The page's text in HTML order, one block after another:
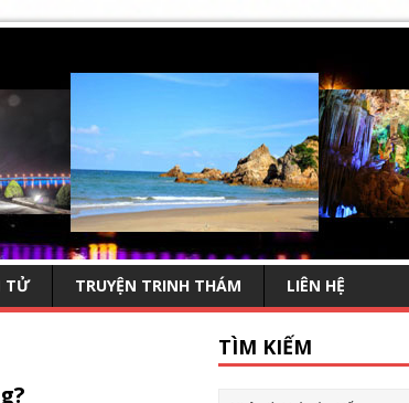
TỬ TRUYỆN TRINH THÁM LIÊN HỆ
TÌM KIẾM